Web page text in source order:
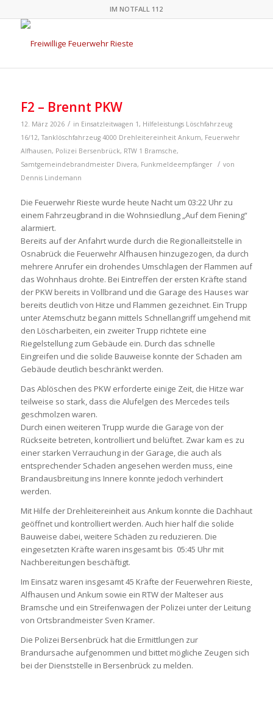
IM NOTFALL 112
F2 – Brennt PKW
12. März 2026 / in Einsatzleitwagen 1, Hilfeleistungs Löschfahrzeug
16/12,Tanklöschfahrzeug 4000 Drehleitereinheit Ankum, Feuerwehr
Alfhausen, Polizei Bersenbrück, RTW 1 Bramsche,
Samtgemeindebrandmeister Divera, Funkmeldeempfänger / von
Dennis Lindemann
Die Feuerwehr Rieste wurde heute Nacht um 03:22 Uhr zu
einem Fahrzeugbrand in die Wohnsiedlung „Auf dem Fiening“
alarmiert.
Bereits auf der Anfahrt wurde durch die Regionalleitstelle in
Osnabrück die Feuerwehr Alfhausen hinzugezogen, da durch
mehrere Anrufer ein drohendes Umschlagen der Flammen auf
das Wohnhaus drohte. Bei Eintreffen der ersten Kräfte stand
der PKW bereits in Vollbrand und die Garage des Hauses war
bereits deutlich von Hitze und Flammen gezeichnet. Ein Trupp
unter Atemschutz begann mittels Schnellangriff umgehend mit
den Löscharbeiten, ein zweiter Trupp richtete eine
Riegelstellung zum Gebäude ein. Durch das schnelle
Eingreifen und die solide Bauweise konnte der Schaden am
Gebäude deutlich beschränkt werden.
Das Ablöschen des PKW erforderte einige Zeit, die Hitze war
teilweise so stark, dass die Alufelgen des Mercedes teils
geschmolzen waren.
Durch einen weiteren Trupp wurde die Garage von der
Rückseite betreten, kontrolliert und belüftet. Zwar kam es zu
einer starken Verrauchung in der Garage, die auch als
entsprechender Schaden angesehen werden muss, eine
Brandausbreitung ins Innere konnte jedoch verhindert
werden.
Mit Hilfe der Drehleitereinheit aus Ankum konnte die Dachhaut
geöffnet und kontrolliert werden. Auch hier half die solide
Bauweise dabei, weitere Schäden zu reduzieren. Die
eingesetzten Kräfte waren insgesamt bis 05:45 Uhr mit
Nachbereitungen beschäftigt.
Im Einsatz waren insgesamt 45 Kräfte der Feuerwehren Rieste,
Alfhausen und Ankum sowie ein RTW der Malteser aus
Bramsche und ein Streifenwagen der Polizei unter der Leitung
von Ortsbrandmeister Sven Kramer.
Die Polizei Bersenbrück hat die Ermittlungen zur
Brandursache aufgenommen und bittet mögliche Zeugen sich
bei der Dienststelle in Bersenbrück zu melden.